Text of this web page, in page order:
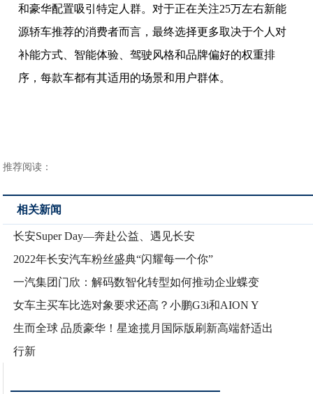
和豪华配置吸引特定人群。对于正在关注25万左右新能
源轿车推荐的消费者而言，最终选择更多取决于个人对
补能方式、智能体验、驾驶风格和品牌偏好的权重排
序，每款车都有其适用的场景和用户群体。
推荐阅读：
相关新闻
长安Super Day—奔赴公益、遇见长安
2022年长安汽车粉丝盛典“闪耀每一个你”
一汽集团门欣：解码数智化转型如何推动企业蝶变
女车主买车比选对象要求还高？小鹏G3i和AION Y
生而全球 品质豪华！星途揽月国际版刷新高端舒适出
行新